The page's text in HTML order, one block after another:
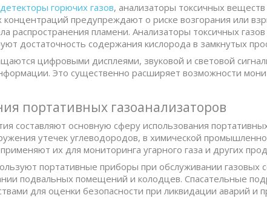
детекторы горючих газов, анализаторы токсичных
предупреждают о риске возгорания или
распространения пламени. Анализаторы токсичных
достаточность содержания кислорода в замкнутых
цифровыми дисплеями, звуковой и световой
Это существенно расширяет возможности
портативных газоанализаторов
составляют основную сферу использования
утечек углеводородов, в химической
их для мониторинга угарного газа и других
портативные приборы при обслуживании газовых
подвальных помещений и колодцев. Спасательные
для оценки безопасности при ликвидации аварий и